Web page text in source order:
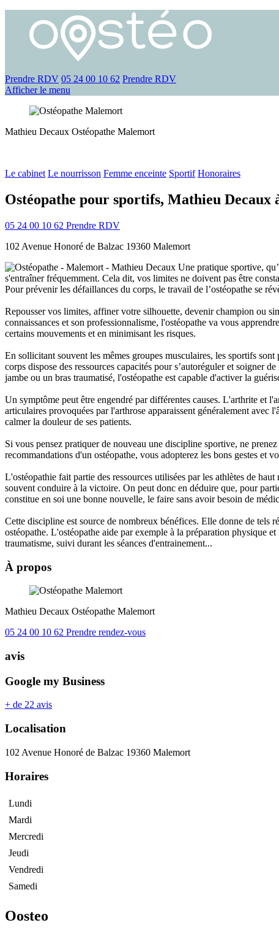
Prendre RDV 05 24 00 10 62 Prendre RDV
Afficher le menu
Mathieu Decaux Ostéopathe Malemort
Le cabinet Le nourrisson Femme enceinte Sportif Honoraires
Ostéopathe pour sportifs, Mathieu Decaux
05 24 00 10 62 Prendre RDV
102 Avenue Honoré de Balzac 19360 Malemort
Une pratique sportive,
s'entraîner fréquemment. Cela dit, vos limites ne doivent pas être
Pour prévenir les défaillances du corps, le travail de l’ostéopathe se
Repousser vos limites, affiner votre silhouette, devenir champion ou
connaissances et son professionnalisme, l'ostéopathe va vous
certains mouvements et en minimisant les risques.
En sollicitant souvent les mêmes groupes musculaires, les sportifs
corps dispose des ressources capacités pour s’autoréguler et soigner
jambe ou un bras traumatisé, l'ostéopathe est capable d'activer la
Un symptôme peut être engendré par différentes causes. L'arthrite et
articulaires provoquées par l'arthrose apparaissent généralement
calmer la douleur de ses patients.
Si vous pensez pratiquer de nouveau une discipline sportive, ne
recommandations d'un ostéopathe, vous adopterez les bons gestes et
L'ostéopathie fait partie des ressources utilisées par les athlètes de
souvent conduire à la victoire. On peut donc en déduire que, pour
constitue en soi une bonne nouvelle, le faire sans avoir besoin de
Cette discipline est source de nombreux bénéfices. Elle donne de tels
ostéopathe. L'ostéopathe aide par exemple à la préparation physique
traumatisme, suivi durant les séances d'entrainement...
À propos
Mathieu Decaux Ostéopathe Malemort
05 24 00 10 62 Prendre rendez-vous
avis
Google my Business
+ de 22 avis
Localisation
102 Avenue Honoré de Balzac 19360 Malemort
Horaires
Lundi
Mardi
Mercredi
Jeudi
Vendredi
Samedi
Oosteo